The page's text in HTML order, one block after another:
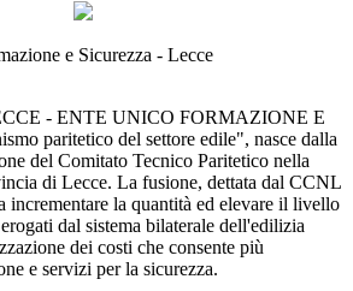
- ENTE UNICO FORMAZIONE E
paritetico del settore edile", nasce dalla
del Comitato Tecnico Paritetico nella
di Lecce. La fusione, dettata dal CCNL
incrementare la quantità ed elevare il livello
dal sistema bilaterale dell'edilizia
dei costi che consente più
e servizi per la sicurezza.